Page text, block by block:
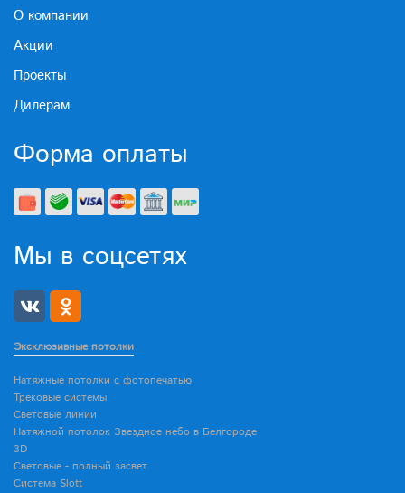
О компании
Акции
Проекты
Дилерам
Форма оплаты
Мы в соцсетях
Эксклюзивные потолки
Натяжные потолки с фотопечатью
Трековые системы
Световые линии
Натяжной потолок Звездное небо в Белгороде
3D
Световые - полный засвет
Система Slott